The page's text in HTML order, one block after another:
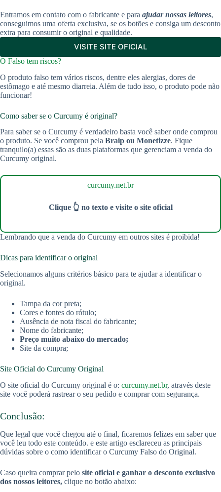
Entramos em contato com o fabricante e para ajudar nossas leitores,
conseguimos uma oferta exclusiva, se os botões e consiga um desconto
extra para consumir o original e qualidade.
VISITE SITE OFICIAL
O Falso tem riscos?
O produto falso tem vários riscos, dentre eles alergias, dores de
estômago e até mesmo diarreia. Além de tudo isso, o produto pode não
funcionar!
Como saber se o Curcumy é original?
Para saber se o Curcumy é verdadeiro basta você saber onde comprou
o produto. Se você comprou pela Braip ou Monetizze. Fique
tranquilo(a) essas são as duas plataformas que gerenciam a venda do
Curcumy original.
curcumy.net.br
Clique 👆 no texto e visite o site oficial
Lembrando que a venda do Curcumy em outros sites é proibida!
Dicas para identificar o original
Selecionamos alguns critérios básico para te ajudar a identificar o
original.
Tampa da cor preta;
Cores e fontes do rótulo;
Ausência de nota fiscal do fabricante;
Nome do fabricante;
Preço muito abaixo do mercado;
Site da compra;
Site Oficial do Curcumy Original
O site oficial do Curcumy original é o: curcumy.net.br, através deste
site você poderá rastrear o seu pedido e comprar com segurança.
Conclusão:
Que legal que você chegou até o final, ficaremos felizes em saber que
você leu todo este conteúdo. e este artigo esclareceu as principais
dúvidas sobre o como identificar o Curcumy Falso do Original.
Caso queira comprar pelo site oficial e ganhar o desconto exclusivo
dos nossos leitores, clique no botão abaixo: